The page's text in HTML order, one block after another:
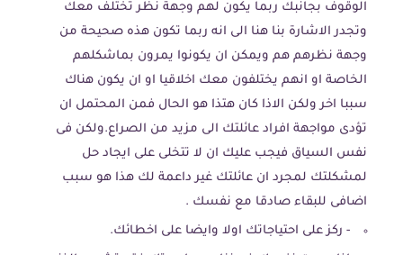
الوقوف بجانبك ربما يكون لهم وجهة نظر تختلف معك
وتجدر الاشارة بنا هنا الى انه ربما تكون هذه صحيحة من
وجهة نظرهم هم ويمكن ان يكونوا يمرون بماشكلهم
الخاصة او انهم يختلفون معك اخلاقيا او ان يكون هناك
سببا اخر ولكن الاذا كان هتذا هو الحال فمن المحتمل ان
تؤدى مواجهة افراد عائلتك الى مزيد من الصراع.ولكن فى
نفس السياق فيجب عليك ان لا تتخلى على ايجاد حل
لمشكلتك لمجرد ان عائلتك غير داعمة لك هذا هو سبب
اضافى للبقاء صادقا مع نفسك .
- ركز على احتياجاتك اولا وايضا على اخطائك.